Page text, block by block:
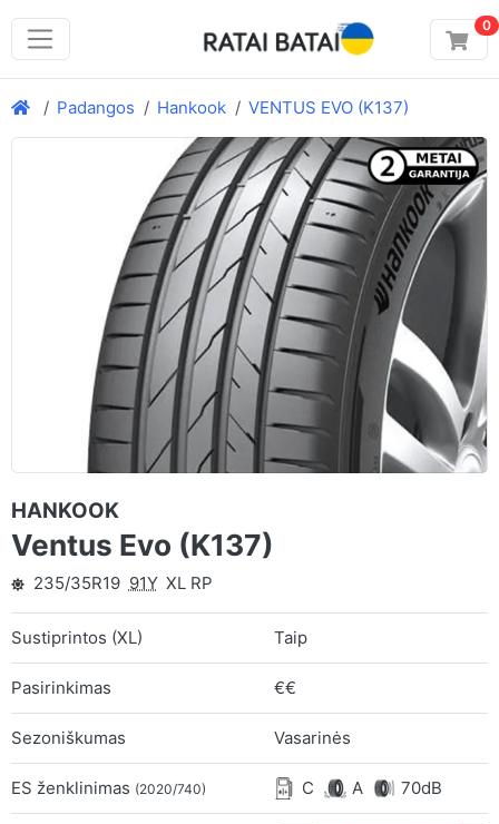
0
Padangos Hankook VENTUS EVO (K137)
HANKOOK
Ventus Evo (K137)
235/35R19 91Y XL RP
Sustiprintos (XL) Taip
Pasirinkimas €€
Sezoniškumas Vasarinės
ES ženklinimas (2020/740) C A 70dB